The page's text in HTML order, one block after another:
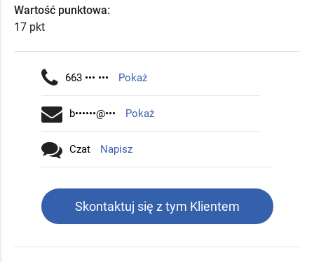
Wartość punktowa:
17 pkt
663 ••• ••• Pokaż
b••••••@••• Pokaż
Czat Napisz
Skontaktuj się z tym Klientem